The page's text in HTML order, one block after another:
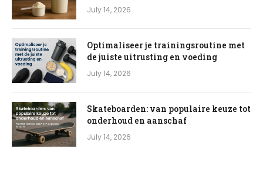
July 14, 2026
Optimaliseer je trainingsroutine met
de juiste uitrusting en voeding
July 14, 2026
Skateboarden: van populaire keuze tot
onderhoud en aanschaf
July 14, 2026